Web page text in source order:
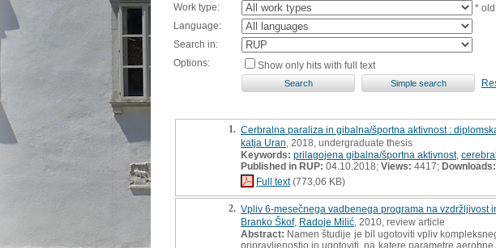
Work type:
*
Language:
Search in:
Options:
Show only hits with full text
1. Cerbralna paraliza in gibalna/športna aktivnost :
katja Uran , 2018, undergraduate thesis
Keywords: prilagojena gibalna/športna aktivnost,
Published in RUP: 04.10.2018; Views: 4417; Downloads:
Full text(773,06 KB)
2. Vpliv 6-mesečnega vadbenega programa na vzdržljivost
Branko Škof, Radoje Milić , 2010, review article
Abstract: Namen študije je bil ugotoviti vpliv
pripravljenostjo in ugotoviti, na katere parametre